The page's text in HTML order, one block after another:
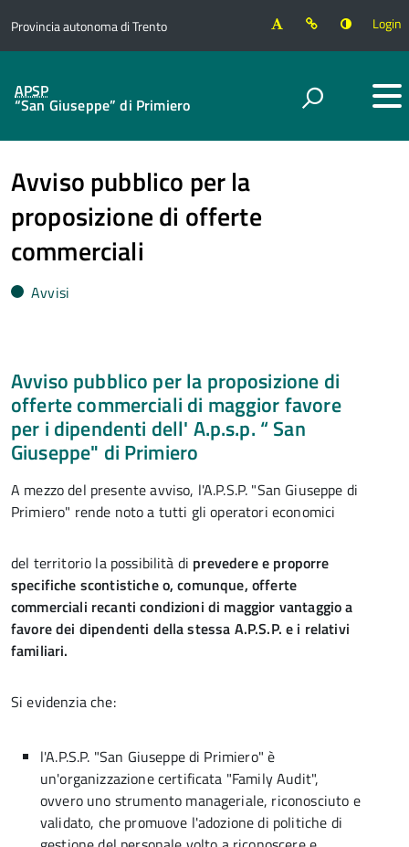
Provincia autonoma di Trento Login
APSP
“San Giuseppe” di Primiero
Avviso pubblico per la
proposizione di offerte
commerciali
Avvisi
Avviso pubblico per la proposizione di
offerte commerciali di maggior favore
per i dipendenti dell' A.p.s.p. “ San
Giuseppe" di Primiero
A mezzo del presente avviso, l'A.P.S.P. "San Giuseppe di
Primiero" rende noto a tutti gli operatori economici
del territorio la possibilità di prevedere e proporre
specifiche scontistiche o, comunque, offerte
commerciali recanti condizioni di maggior vantaggio a
favore dei dipendenti della stessa A.P.S.P. e i relativi
familiari.
Si evidenzia che:
l'A.P.S.P. "San Giuseppe di Primiero" è
un'organizzazione certificata "Family Audit",
ovvero uno strumento manageriale, riconosciuto e
validato, che promuove l'adozione di politiche di